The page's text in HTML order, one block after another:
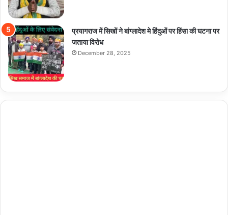
प्रयागराज में सिखों ने बांग्लादेश मे हिंदुओं पर हिंसा की घटना पर
जताया विरोध
December 28, 2025